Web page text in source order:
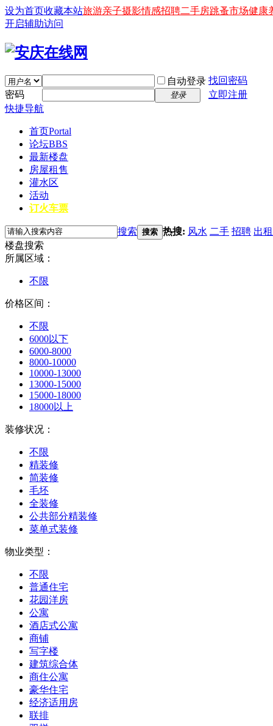
设为首页收藏本站旅游亲子摄影情感招聘二手房跳蚤市场健康
开启辅助访问
自动登录 找回密码
密码
登录
立即注册
快捷导航
首页Portal
论坛BBS
最新楼盘
房屋租售
灌水区
活动
订火车票
搜索 搜索 热搜: 风水 二手 招聘 出租
楼盘搜索
所属区域：
不限
价格区间：
不限
6000以下
6000-8000
8000-10000
10000-13000
13000-15000
15000-18000
18000以上
装修状况：
不限
精装修
简装修
毛坯
全装修
公共部分精装修
菜单式装修
物业类型：
不限
普通住宅
花园洋房
公寓
酒店式公寓
商铺
写字楼
建筑综合体
商住公寓
豪华住宅
经济适用房
联排